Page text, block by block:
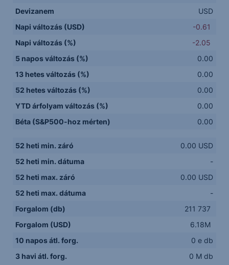
Devizanem
USD
Napi változás (USD)
-0.61
Napi változás (%)
-2.05
5 napos változás (%)
0.00
13 hetes változás (%)
0.00
52 hetes változás (%)
0.00
YTD árfolyam változás (%)
0.00
Béta (S&P500-hoz mérten)
0.00
52 heti min. záró
0.00 USD
52 heti min. dátuma
-
52 heti max. záró
0.00 USD
52 heti max. dátuma
-
Forgalom (db)
211 737
Forgalom (USD)
6.18M
10 napos átl. forg.
0 e db
3 havi átl. forg.
0 M db